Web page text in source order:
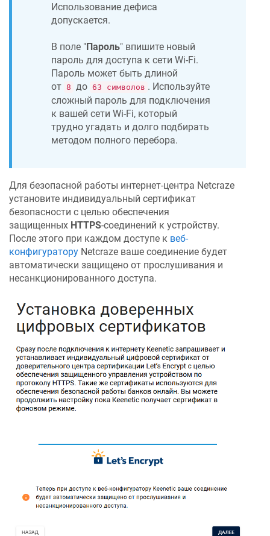
Использование дефиса
допускается.
В поле "Пароль" впишите новый
пароль для доступа к сети Wi-Fi.
Пароль может быть длиной
от 8 до 63 символов . Используйте
сложный пароль для подключения
к вашей сети Wi-Fi, который
трудно угадать и долго подбирать
методом полного перебора.
Для безопасной работы интернет-центра Netcraze
установите индивидуальный сертификат
безопасности с целью обеспечения
защищенных HTTPS-соединений к устройству.
После этого при каждом доступе к веб-
конфигуратору Netcraze ваше соединение будет
автоматически защищено от прослушивания и
несанкционированного доступа.